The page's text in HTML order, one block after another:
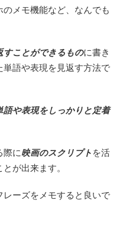
メモ機能など、なんでも
すことができるものに書き
語や表現を見返す方法で
語や表現をしっかりと定着
際に映画のスクリプト を活
が出来ます。
レーズをメモすると良いで